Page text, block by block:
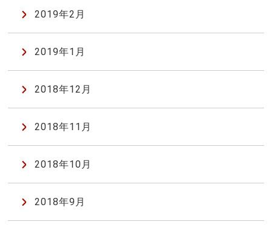
2019年2月
2019年1月
2018年12月
2018年11月
2018年10月
2018年9月